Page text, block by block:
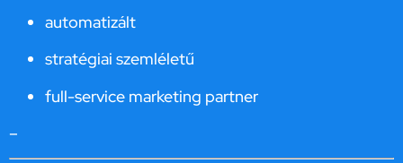
automatizált
stratégiai szemléletű
full-service marketing partner
–